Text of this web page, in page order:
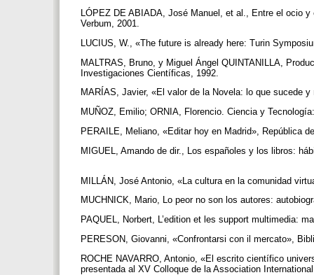
LÓPEZ DE ABIADA, José Manuel, et al., Entre el ocio
Verbum, 2001.
LUCIUS, W., «The future is already here: Turin
MALTRAS, Bruno, y Miguel Ángel QUINTANILLA,
Investigaciones Científicas, 1992.
MARÍAS, Javier, «El valor de la Novela: lo que sucede
MUÑOZ, Emilio; ORNIA, Florencio. Ciencia y
PERAILE, Meliano, «Editar hoy en Madrid», República
MIGUEL, Amando de dir., Los españoles y los libros:
MILLÁN, José Antonio, «La cultura en la comunidad
MUCHNICK, Mario, Lo peor no son los autores:
PAQUEL, Norbert, L’edition et les support multimedia:
PERESON, Giovanni, «Confrontarsi con il mercato»,
ROCHE NAVARRO, Antonio, «El escrito científico
presentada al XV Colloque de la Association